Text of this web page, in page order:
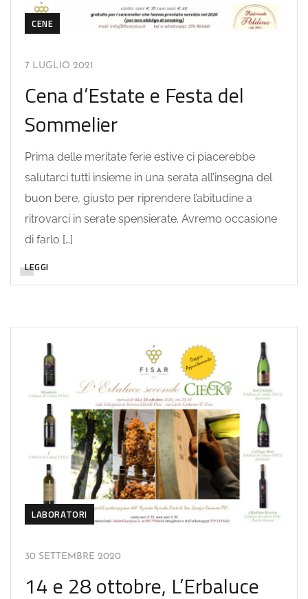
CENE
7 LUGLIO 2021
Cena d’Estate e Festa del
Sommelier
Prima delle meritate ferie estive ci piacerebbe
salutarci tutti insieme in una serata all’insegna del
buon bere, giusto per riprendere l’abitudine a
ritrovarci in serate spensierate. Avremo occasione
di farlo […]
LEGGI
LABORATORI
30 SETTEMBRE 2020
14 e 28 ottobre, L’Erbaluce